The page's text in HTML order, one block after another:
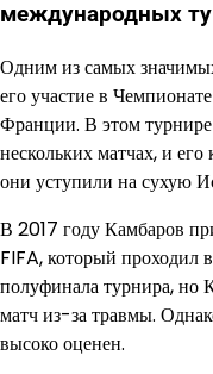
международных
Одним из самых
его участие в
Франции. В этом
нескольких матчах, и
они уступили на сухую
В 2017 году Камбаров
FIFA, который проходил
полуфинала турнира, но
матч из-за травмы.
высоко оценен.